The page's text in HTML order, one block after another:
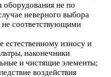
оборудования не по
неверного выбора
соответствующими
естественному износу и
наконечники
и чистящие элементы;
воздействия